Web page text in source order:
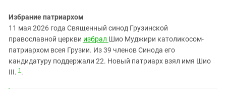
Чечня
Южная Осетия
Южный Кавказ
ЮФО
Избрание патриархом
11 мая 2026 года Священный синод Грузинской
православной церкви избрал Шио Муджири католикосом-
патриархом всея Грузии. Из 39 членов Синода его
кандидатуру поддержали 22. Новый патриарх взял имя Шио
III. 1 .